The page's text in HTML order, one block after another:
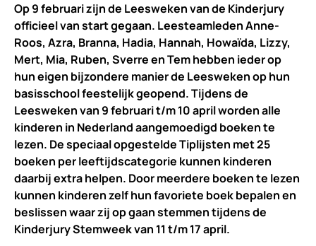
Op 9 februari zijn de Leesweken van de Kinderjury
officieel van start gegaan. Leesteamleden Anne-
Roos, Azra, Branna, Hadia, Hannah, Howaïda, Lizzy,
Mert, Mia, Ruben, Sverre en Tem hebben ieder op
hun eigen bijzondere manier de Leesweken op hun
basisschool feestelijk geopend. Tijdens de
Leesweken van 9 februari t/m 10 april worden alle
kinderen in Nederland aangemoedigd boeken te
lezen. De speciaal opgestelde Tiplijsten met 25
boeken per leeftijdscategorie kunnen kinderen
daarbij extra helpen. Door meerdere boeken te lezen
kunnen kinderen zelf hun favoriete boek bepalen en
beslissen waar zij op gaan stemmen tijdens de
Kinderjury Stemweek van 11 t/m 17 april.